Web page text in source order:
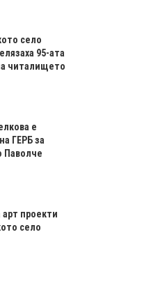
село
95-ата
читалището
е
ГЕРБ за
Паволче
арт проекти
село